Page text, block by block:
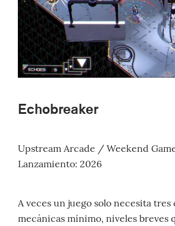
Echobreaker
Upstream Arcade / Weekend
Lanzamiento: 2026
A veces un juego solo necesita tres
mecánicas mínimo, niveles breves